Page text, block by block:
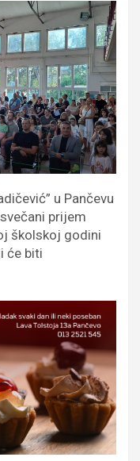
u Pančevu
prijem
školskoj godini
će biti